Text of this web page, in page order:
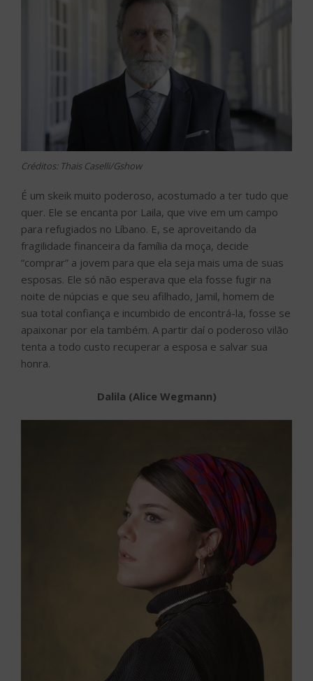
Créditos: Thais Caselli/Gshow
É um skeik muito poderoso, acostumado a ter tudo que
quer. Ele se encanta por Laila, que vive em um campo
para refugiados no Líbano. E, se aproveitando da
fragilidade financeira da família da moça, decide
“comprar” a jovem para que ela seja mais uma de suas
esposas. Ele só não esperava que ela fosse fugir na
noite de núpcias e que seu afilhado, Jamil, homem de
sua total confiança e incumbido de encontrá-la, fosse se
apaixonar por ela também. A partir daí o poderoso vilão
tenta a todo custo recuperar a esposa e salvar sua
honra.
Dalila (Alice Wegmann)